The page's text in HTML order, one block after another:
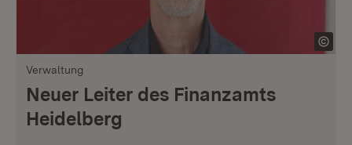
Verwaltung
Neuer Leiter des Finanzamts
Heidelberg